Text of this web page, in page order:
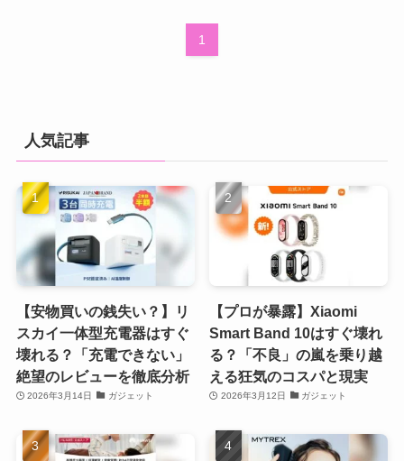
1
人気記事
【安物買いの銭失い？】リ
スカイ一体型充電器はすぐ
壊れる？「充電できない」
絶望のレビューを徹底分析
2026年3月14日 ガジェット
【プロが暴露】Xiaomi
Smart Band 10はすぐ壊れ
る？「不良」の嵐を乗り越
える狂気のコスパと現実
2026年3月12日 ガジェット